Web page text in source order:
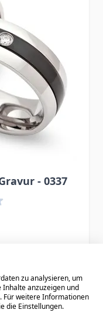
- 0337
zu analysieren, um
anzuzeigen und
Für weitere Informationen
die Einstellungen.